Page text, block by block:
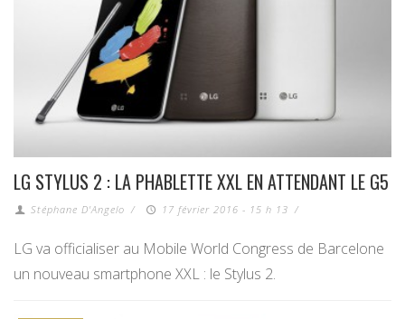
LG STYLUS 2 : LA PHABLETTE XXL EN ATTENDANT LE G5
Stéphane D'Angelo / 17 février 2016 - 15 h 13 /
LG va officialiser au Mobile World Congress de Barcelone
un nouveau smartphone XXL : le Stylus 2.